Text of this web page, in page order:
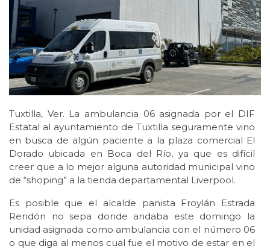
Tuxtilla, Ver. La ambulancia 06 asignada por el DIF
Estatal al ayuntamiento de Tuxtilla seguramente vino
en busca de algún paciente a la plaza comercial El
Dorado ubicada en Boca del Río, ya que es difícil
creer que a lo mejor alguna autoridad municipal vino
de “shoping” a la tienda departamental Liverpool.
Es posible que el alcalde panista Froylán Estrada
Rendón no sepa donde andaba este domingo la
unidad asignada como ambulancia con el número 06
o que diga al menos cual fue el motivo de estar en el